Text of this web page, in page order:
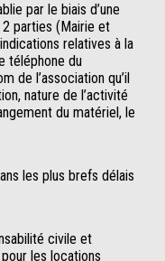
par le biais d’une
parties (Mairie et
relatives à la
téléphone du
de l’association qu’il
nature de l’activité
du matériel, le
les plus brefs délais
civile et
les locations